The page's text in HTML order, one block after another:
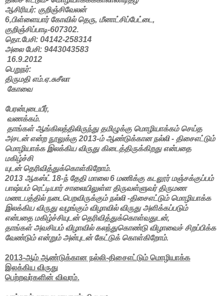
ஆசிரியர்: குறிஞ்சிவேலன்
6,பிள்ளையார் கோவில் தெரு, மீனாட்சிப்பேட்டை,
குறிஞ்சிப்பாடி-607302.
தொ.பேசி: 04142-258314
அலை பேசி: 9443043583
16.9.2012
பெறுநர்:
திருமதி எம்.ஏ.சுசீலா
கோவை
பேரன்புடையீர்,
வணக்கம்.
தாங்கள் ஆங்கிலத்திலிருந்து தமிழுக்கு மொழியாக்கம் செய்த
அசடன் என்ற நூலுக்கு 2013-ம் ஆண்டுக்கான நல்லி - திசைஎட்டும்
மொழியாக்க இலக்கிய விருது கிடைத்திருக்கிறது என்பதை
மகிழ்ச்சி
யுடன் தெரிவித்துக்கொள்கிறோம்.
2013 ஆகஸ்ட் 18-ந் தேதி மாலை 6 மணிக்கு கடலூர் மஞ்சக்குப்பம்
பாஷ்யம் ரெட்டியார் சாலையிலுள்ள திருவள்ளுவர் திருமண
மணடபத்தில் நடைபெறவிருக்கும் நல்லி -திசைஎட்டும் மொழியாக்க
இலக்கிய விருது வழங்கும் விழாவில் விருது அளிக்கப்படும்
என்பதை மகிழ்ச்சியுடன் தெரிவித்துக்கொள்வதுடன்,
தாங்கள் அவசியம் விழாவில் கலந்துகொண்டு விழாவைச் சிறப்பிக்க
வேண்டும் என்றும் அன்புடன் கேட்டுக் கொள்கிறோம்.
2013-ஆம் ஆண்டுக்கான நல்லி-திசைஎட்டும் மொழியாக்க
இலக்கிய விருது
பெற்றவர்களின் விவரம்.